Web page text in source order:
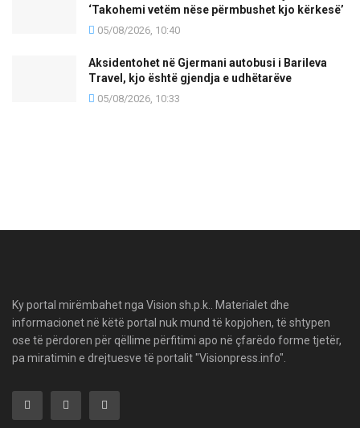
‘Takohemi vetëm nëse përmbushet kjo kërkesë’
05/08/2026, 10:40
Aksidentohet në Gjermani autobusi i Barileva
Travel, kjo është gjendja e udhëtarëve
05/08/2026, 10:33
Ky portal mirëmbahet nga Vision sh.p.k.. Materialet dhe
informacionet në këtë portal nuk mund të kopjohen, të shtypen
ose të përdoren për qëllime përfitimi apo në çfarëdo forme tjetër,
pa miratimin e drejtuesve të portalit "Visionpress.info".